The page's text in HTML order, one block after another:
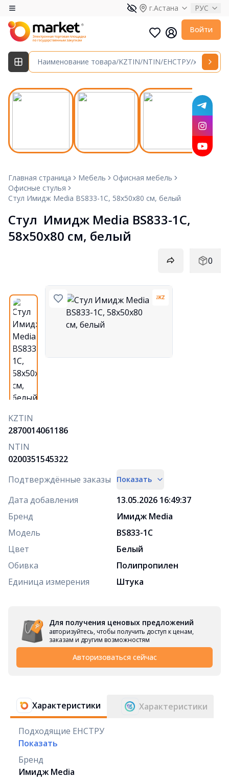
г.Астана РУС
Войти
Главная страница Мебель
Офисная мебель
Офисные стулья
Стул Имидж Media BS833-1C, 58х50х80 см, белый
Стул  Имидж Media BS833-1C,
58х50х80 см, белый
0
KZTIN
2870014061186
NTIN
0200351545322
Подтверждённые заказы
Показать
Дата добавления
13.05.2026 16:49:37
Бренд
Имидж Media
Модель
BS833-1C
Цвет
Белый
Обивка
Полипропилен
Единица измерения
Штука
Для получения ценовых предложений
авторизуйтесь, чтобы получить доступ к ценам,
заказам и другим возможностям
Авторизоваться сейчас
Характеристики Характеристики
Подходящие ЕНСТРУ
Показать
Бренд
Имидж Media